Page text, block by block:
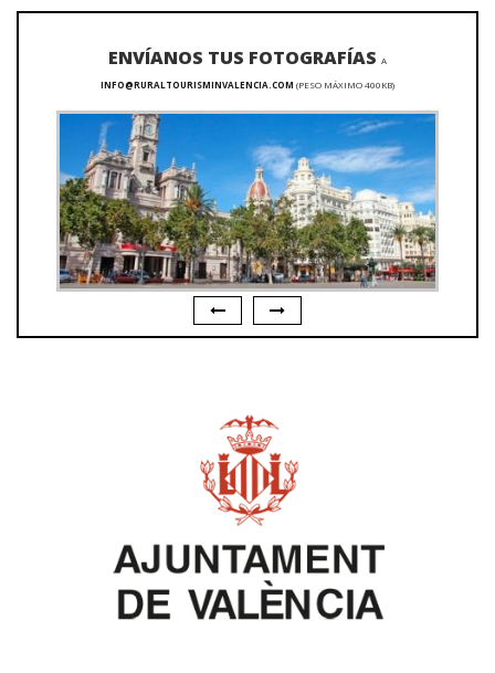
ENVÍANOS TUS FOTOGRAFÍAS A
INFO@RURALTOURISMINVALENCIA.COM (PESO MÁXIMO 400KB)